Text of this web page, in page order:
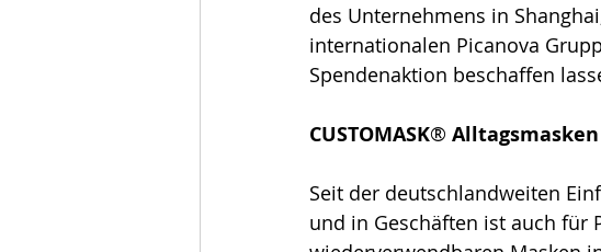
des Unternehmens in
internationalen Picanova
Spendenaktion beschaffen
CUSTOMASK® Alltagsmasken
Seit der deutschlandweiten
und in Geschäften ist auch für